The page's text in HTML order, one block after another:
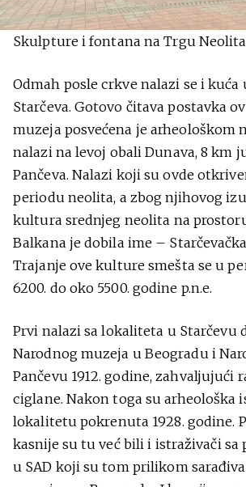
Skulpture i fontana na Trgu Neolita
Odmah posle crkve nalazi se i
Starčeva. Gotovo čitava postavka
muzeja posvećena je arheološkom
nalazi na levoj obali Dunava, 8 km
Pančeva. Nalazi koji su ovde
periodu neolita, a zbog njihovog
kultura srednjeg neolita na
Balkana je dobila ime –
Trajanje ove kulture smešta se u
6200. do oko 5500. godine p.n.e.
Prvi nalazi sa lokaliteta u Starčevu
Narodnog muzeja u Beogradu i
Pančevu 1912. godine, zahvaljujući
ciglane. Nakon toga su arheološka
lokalitetu pokrenuta 1928. godine.
kasnije su tu već bili i istraživači
u SAD koji su tom prilikom